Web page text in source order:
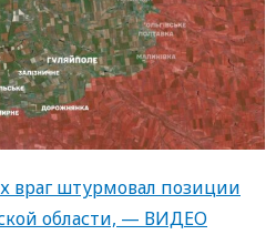
враг штурмовал позиции
области, — ВИДЕО